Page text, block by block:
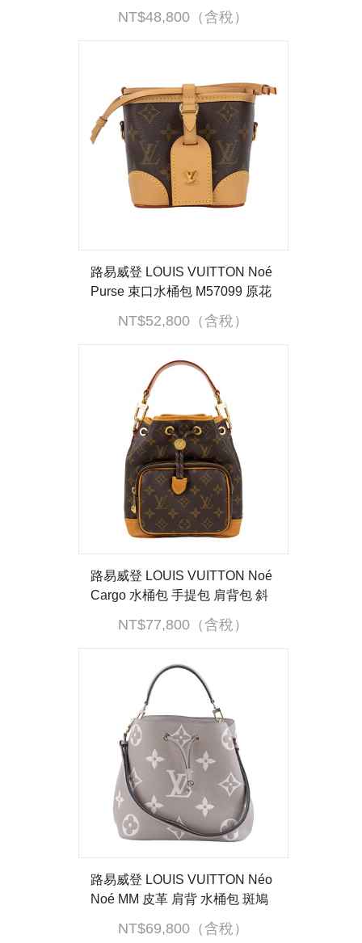
晶片款 原花 NANO NOE水桶包
原廠盒子/防塵袋/購買證明/背帶
NT$48,800（含稅）
路易威登 LOUIS VUITTON Noé
Purse 束口水桶包 M57099 原花
迷你小水桶 原廠盒子/防塵袋/背
帶/吊牌
NT$52,800（含稅）
路易威登 LOUIS VUITTON Noé
Cargo 水桶包 手提包 肩背包 斜
背包 M14017 晶片款 原花Noé C
argo 原廠盒子/防塵袋/背帶2
NT$77,800（含稅）
路易威登 LOUIS VUITTON Néo
Noé MM 皮革 肩背 水桶包 斑鳩
灰色/奶油色 M45555 晶片款 原
廠盒子/防塵袋/購買證明/內袋/背
NT$69,800（含稅）